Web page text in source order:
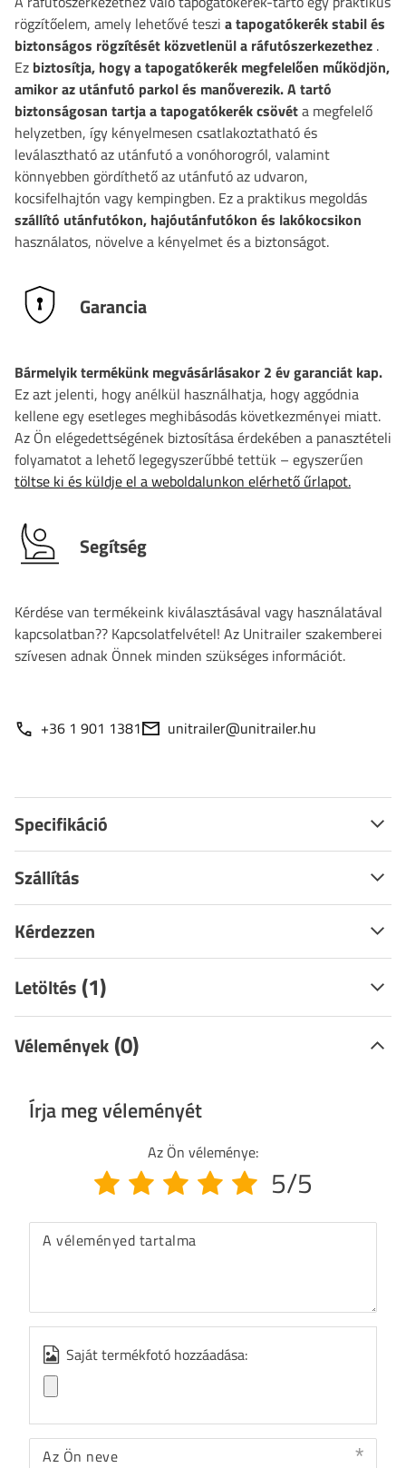
rögzítőelem, amely lehetővé teszi a tapogatókerék stabil és
biztonságos rögzítését közvetlenül a ráfutószerkezethez .
Ez biztosítja, hogy a tapogatókerék megfelelően működjön,
amikor az utánfutó parkol és manőverezik. A tartó
biztonságosan tartja a tapogatókerék csövéta megfelelő
helyzetben, így kényelmesen csatlakoztatható és
leválasztható az utánfutó a vonóhorogról, valamint
könnyebben gördíthető az utánfutó az udvaron,
kocsifelhajtón vagy kempingben. Ez a praktikus megoldás
szállító utánfutókon, hajóutánfutókon és lakókocsikon
használatos, növelve a kényelmet és a biztonságot.
Garancia
Bármelyik termékünk megvásárlásakor 2 év garanciát kap.
Ez azt jelenti, hogy anélkül használhatja, hogy aggódnia
kellene egy esetleges meghibásodás következményei miatt.
Az Ön elégedettségének biztosítása érdekében a panasztételi
folyamatot a lehető legegyszerűbbé tettük – egyszerűen
töltse ki és küldje el a weboldalunkon elérhető űrlapot.
Segítség
Kérdése van termékeink kiválasztásával vagy használatával
kapcsolatban?? Kapcsolatfelvétel! Az Unitrailer szakemberei
szívesen adnak Önnek minden szükséges információt.
+36 1 901 1381 unitrailer@unitrailer.hu
Specifikáció
Szállítás
Kérdezzen
Letöltés (1)
Vélemények (0)
Írja meg véleményét
Az Ön véleménye:
5/5
A véleményed tartalma
Saját termékfotó hozzáadása:
Az Ön neve